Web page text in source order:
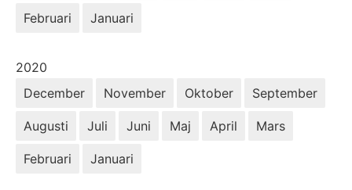
Februari Januari
År:
2020
December
November Oktober September
Augusti Juli Juni Maj April Mars
Februari Januari